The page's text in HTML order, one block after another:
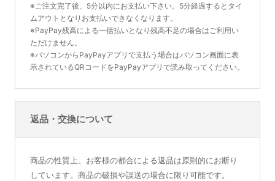
※ご注文完了後、5分以内にお支払い下さい。5分経過するとタイ
ムアウトとなりお支払いできなくなります。
※PayPay残高による一括払いとなり残高不足の場合はご利用い
ただけません。
※パソコンからPayPayアプリで支払う場合はパソコン画面に表
示されているQRコードをPayPayアプリで読み取ってください。
返品・交換について
商品の性質上、お客様の都合による返品は原則的にお断り
しています。商品の破損や誤送の場合に限り可能です。